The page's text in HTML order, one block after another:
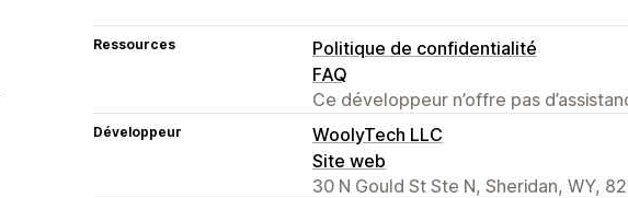
Ressources
Politique de confidentialité
FAQ
Ce développeur n’offre pas
Développeur
WoolyTech LLC
Site web
30 N Gould St Ste N, Sheridan, WY,